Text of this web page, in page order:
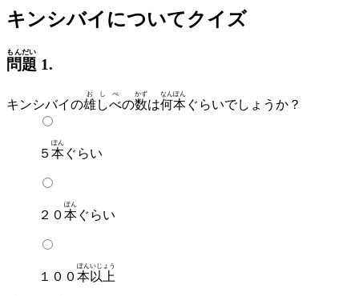
キンシバイについてクイズ
問題
もんだい
1.
キンシバイの雄しべ
おしべ
の数
かず
は何
なん
本
ぽん
ぐらいでしょうか？
５ 本
ぽん
ぐらい
２０本
ぽん
ぐらい
１００本
ぽん
以上
いじょう